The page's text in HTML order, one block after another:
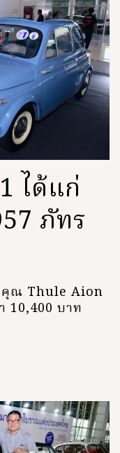
ได้แก่
ภัทร
คุณ Thule Aion
10,400 บาท